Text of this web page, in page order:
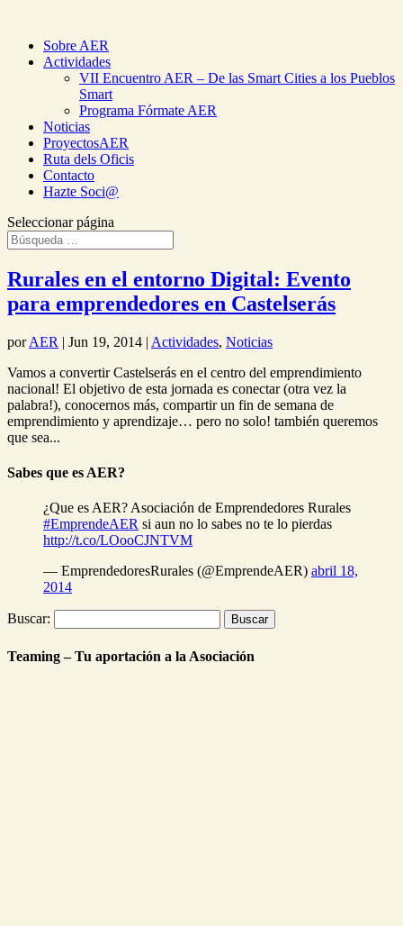
Sobre AER
Actividades
VII Encuentro AER – De las Smart Cities a los Pueblos
Smart
Programa Fórmate AER
Noticias
ProyectosAER
Ruta dels Oficis
Contacto
Hazte Soci@
Seleccionar página
Rurales en el entorno Digital: Evento
para emprendedores en Castelserás
porAER | Jun 19, 2014 | Actividades, Noticias
Vamos a convertir Castelserás en el centro del emprendimiento
nacional! El objetivo de esta jornada es conectar (otra vez la
palabra!), conocernos más, compartir un fin de semana de
emprendimiento y aprendizaje… pero no solo! también queremos
que sea...
Sabes que es AER?
¿Que es AER? Asociación de Emprendedores Rurales
#EmprendeAER si aun no lo sabes no te lo pierdas
http://t.co/LOooCJNTVM
— EmprendedoresRurales (@EmprendeAER) abril 18,
2014
Buscar:
Teaming – Tu aportación a la Asociación